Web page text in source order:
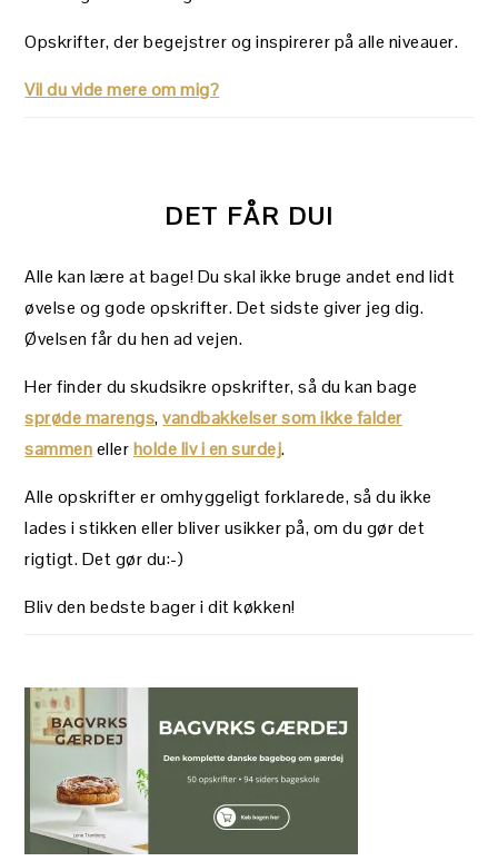
Opskrifter, der begejstrer og inspirerer på alle niveauer.
Vil du vide mere om mig?
DET FÅR DU!
Alle kan lære at bage! Du skal ikke bruge andet end lidt
øvelse og gode opskrifter. Det sidste giver jeg dig.
Øvelsen får du hen ad vejen.
Her finder du skudsikre opskrifter, så du kan bage
sprøde marengs,vandbakkelser som ikke falder
sammenellerholde liv i en surdej.
Alle opskrifter er omhyggeligt forklarede, så du ikke
lades i stikken eller bliver usikker på, om du gør det
rigtigt. Det gør du:-)
Bliv den bedste bager i dit køkken!